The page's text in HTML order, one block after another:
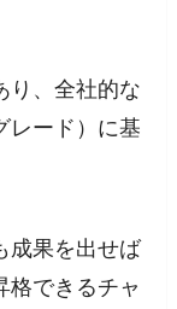
り、全社的な
レード）に基
成果を出せば
格できるチャ